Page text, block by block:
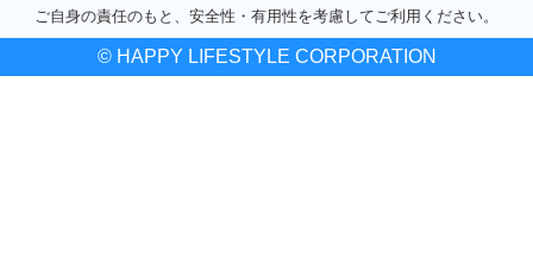
ご自身の責任のもと、安全性・有用性を考慮してご利用ください。
© HAPPY LIFESTYLE CORPORATION